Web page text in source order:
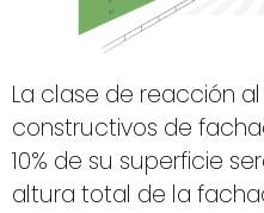
La clase de reacción
constructivos de
10% de su superficie
altura total de la